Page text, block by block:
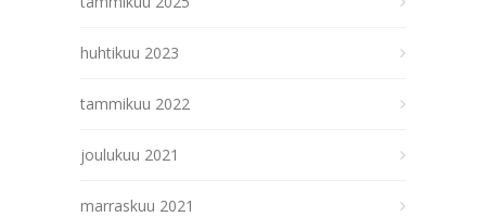
huhtikuu 2023
tammikuu 2022
joulukuu 2021
marraskuu 2021